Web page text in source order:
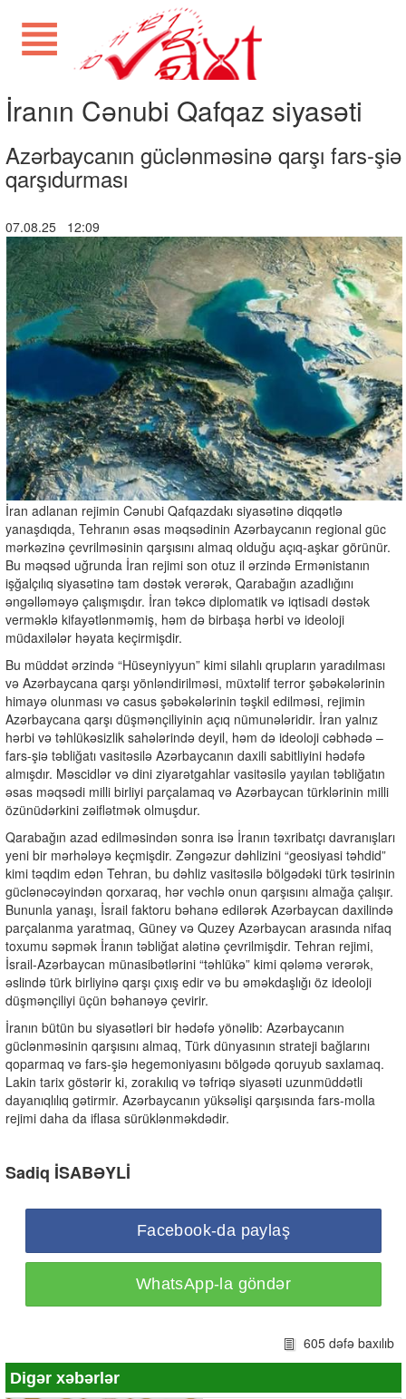
İranın Cənubi Qafqaz siyasəti
Azərbaycanın güclənməsinə qarşı fars-şiə
qarşıdurması
07.08.25 12:09
İran adlanan rejimin Cənubi Qafqazdakı siyasətinə diqqətlə
yanaşdıqda, Tehranın əsas məqsədinin Azərbaycanın regional güc
mərkəzinə çevrilməsinin qarşısını almaq olduğu açıq-aşkar görünür.
Bu məqsəd uğrunda İran rejimi son otuz il ərzində Ermənistanın
işğalçılıq siyasətinə tam dəstək verərək, Qarabağın azadlığını
əngəlləməyə çalışmışdır. İran təkcə diplomatik və iqtisadi dəstək
verməklə kifayətlənməmiş, həm də birbaşa hərbi və ideoloji
müdaxilələr həyata keçirmişdir.
Bu müddət ərzində “Hüseyniyyun” kimi silahlı qrupların yaradılması
və Azərbaycana qarşı yönləndirilməsi, müxtəlif terror şəbəkələrinin
himayə olunması və casus şəbəkələrinin təşkil edilməsi, rejimin
Azərbaycana qarşı düşmənçiliyinin açıq nümunələridir. İran yalnız
hərbi və təhlükəsizlik sahələrində deyil, həm də ideoloji cəbhədə –
fars-şiə təbliğatı vasitəsilə Azərbaycanın daxili sabitliyini hədəfə
almışdır. Məscidlər və dini ziyarətgahlar vasitəsilə yayılan təbliğatın
əsas məqsədi milli birliyi parçalamaq və Azərbaycan türklərinin milli
özünüdərkini zəiflətmək olmuşdur.
Qarabağın azad edilməsindən sonra isə İranın təxribatçı davranışları
yeni bir mərhələyə keçmişdir. Zəngəzur dəhlizini “geosiyasi təhdid”
kimi təqdim edən Tehran, bu dəhliz vasitəsilə bölgədəki türk təsirinin
güclənəcəyindən qorxaraq, hər vəchlə onun qarşısını almağa çalışır.
Bununla yanaşı, İsrail faktoru bəhanə edilərək Azərbaycan daxilində
parçalanma yaratmaq, Güney və Quzey Azərbaycan arasında nifaq
toxumu səpmək İranın təbliğat alətinə çevrilmişdir. Tehran rejimi,
İsrail-Azərbaycan münasibətlərini “təhlükə” kimi qələmə verərək,
əslində türk birliyinə qarşı çıxış edir və bu əməkdaşlığı öz ideoloji
düşmənçiliyi üçün bəhanəyə çevirir.
İranın bütün bu siyasətləri bir hədəfə yönəlib: Azərbaycanın
güclənməsinin qarşısını almaq, Türk dünyasının strateji bağlarını
qoparmaq və fars-şiə hegemoniyasını bölgədə qoruyub saxlamaq.
Lakin tarix göstərir ki, zorakılıq və təfriqə siyasəti uzunmüddətli
dayanıqlılıq gətirmir. Azərbaycanın yüksəlişi qarşısında fars-molla
rejimi daha da iflasa sürüklənməkdədir.
Sadiq İSABƏYLİ
Facebook-da paylaş
WhatsApp-la göndər
605 dəfə baxılıb
Digər xəbərlər